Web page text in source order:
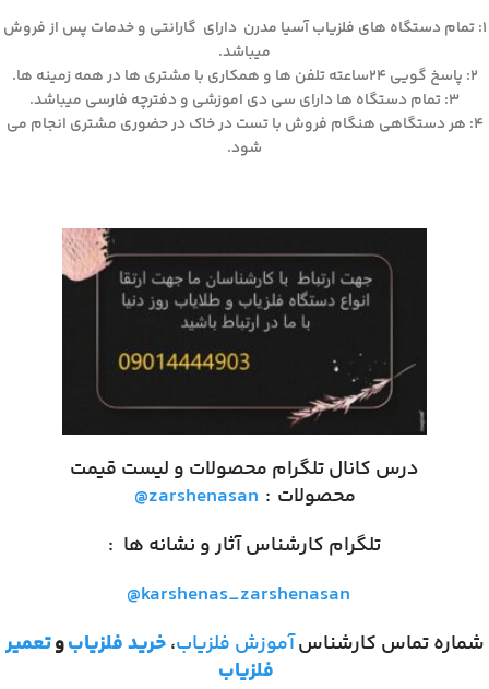
۱: تمام دستگاه های فلزیاب آسیا مدرن دارای گارانتی و خدمات پس از فروش
میباشد.
۲: پاسخ گویی ۲۴ساعته تلفن ها و همکاری با مشتری ها در همه زمینه ها.
۳: تمام دستگاه ها دارای سی دی اموزشی و دفترچه فارسی میباشد.
۴: هر دستگاهی هنگام فروش با تست در خاک در حضوری مشتری انجام می
شود.
درس کانال تلگرام محصولات و لیست قیمت
محصولات :
@zarshenasan
تلگرام کارشناس آثار و نشانه ها :
@karshenas_zarshenasan
شماره تماس کارشناسآموزش فلزیاب،خرید فلزیابوتعمیر
فلزیاب